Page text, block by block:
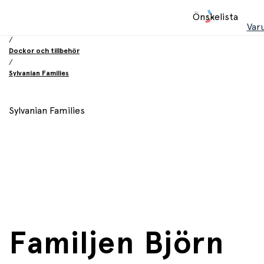
Önskelista
/
Dockor och tillbehör
/
Sylvanian Families
Sylvanian Families
Familjen Björn